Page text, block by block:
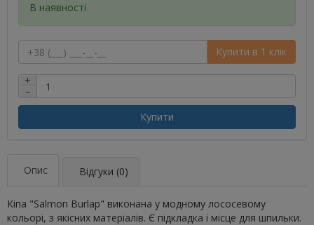
В наявності
Купити в 1 клік
+
−
Купити
Опис Відгуки (0)
Кіпа "Salmon Burlap" виконана у модному лососевому
кольорі, з якісних матеріалів. Є підкладка і місце для шпильки.